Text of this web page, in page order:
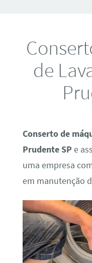
de
Conserto de
Prudente SP e
uma empresa
em manutenção